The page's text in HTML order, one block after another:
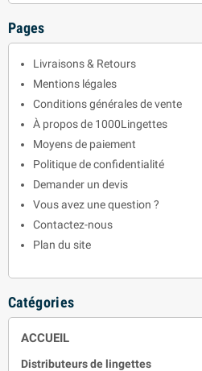
Pages
Livraisons & Retours
Mentions légales
Conditions générales de vente
À propos de 1000Lingettes
Moyens de paiement
Politique de confidentialité
Demander un devis
Vous avez une question ?
Contactez-nous
Plan du site
Catégories
ACCUEIL
Distributeurs de lingettes